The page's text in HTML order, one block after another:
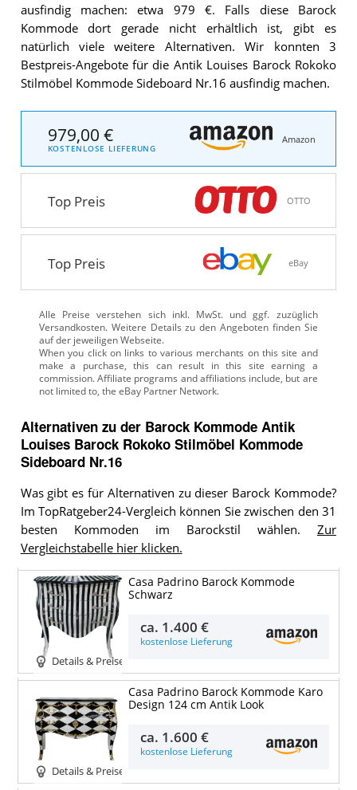
ausfindig machen: etwa 979 €. Falls diese Barock
Kommode dort gerade nicht erhältlich ist, gibt es
natürlich viele weitere Alternativen. Wir konnten 3
Bestpreis-Angebote für die Antik Louises Barock Rokoko
Stilmöbel Kommode Sideboard Nr.16 ausfindig machen.
979,00 €
KOSTENLOSE LIEFERUNG
Amazon
Top Preis OTTO
Top Preis eBay
Alle Preise verstehen sich inkl. MwSt. und ggf. zuzüglich
Versandkosten. Weitere Details zu den Angeboten finden Sie
auf der jeweiligen Webseite.
Alternativen zu der Barock Kommode Antik
Louises Barock Rokoko Stilmöbel Kommode
Sideboard Nr.16
Was gibt es für Alternativen zu dieser Barock Kommode?
Im TopRatgeber24-Vergleich können Sie zwischen den 31
besten Kommoden im Barockstil wählen. Zur
Vergleichstabelle hier klicken.
Details & Preise
Casa Padrino Barock Kommode
Schwarz
ca. 1.400 €
kostenlose Lieferung
Details & Preise
Casa Padrino Barock Kommode Karo
Design 124 cm Antik Look
ca. 1.600 €
kostenlose Lieferung